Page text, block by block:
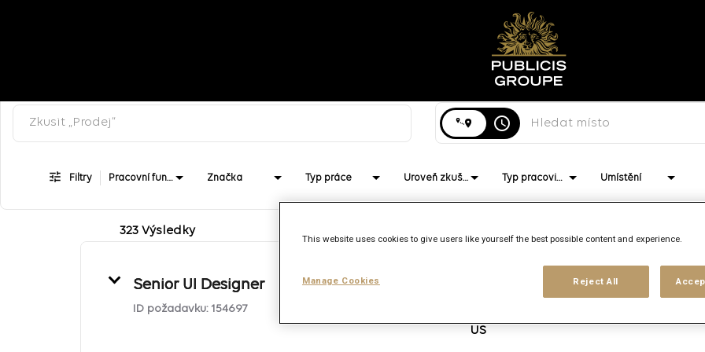
Job Search Page
access_time
Filtry Pracovní funkce Značka Typ práce Úroveň zkušeností Typ pracoviště Umístění
323 Výsledky
Senior UI Designer
ID požadavku: 154697
Značka Pracovní funkce
Creative 8/
This website uses cookies to give users like yourself the best possible content and experience.
Reject All
Manage Cookies